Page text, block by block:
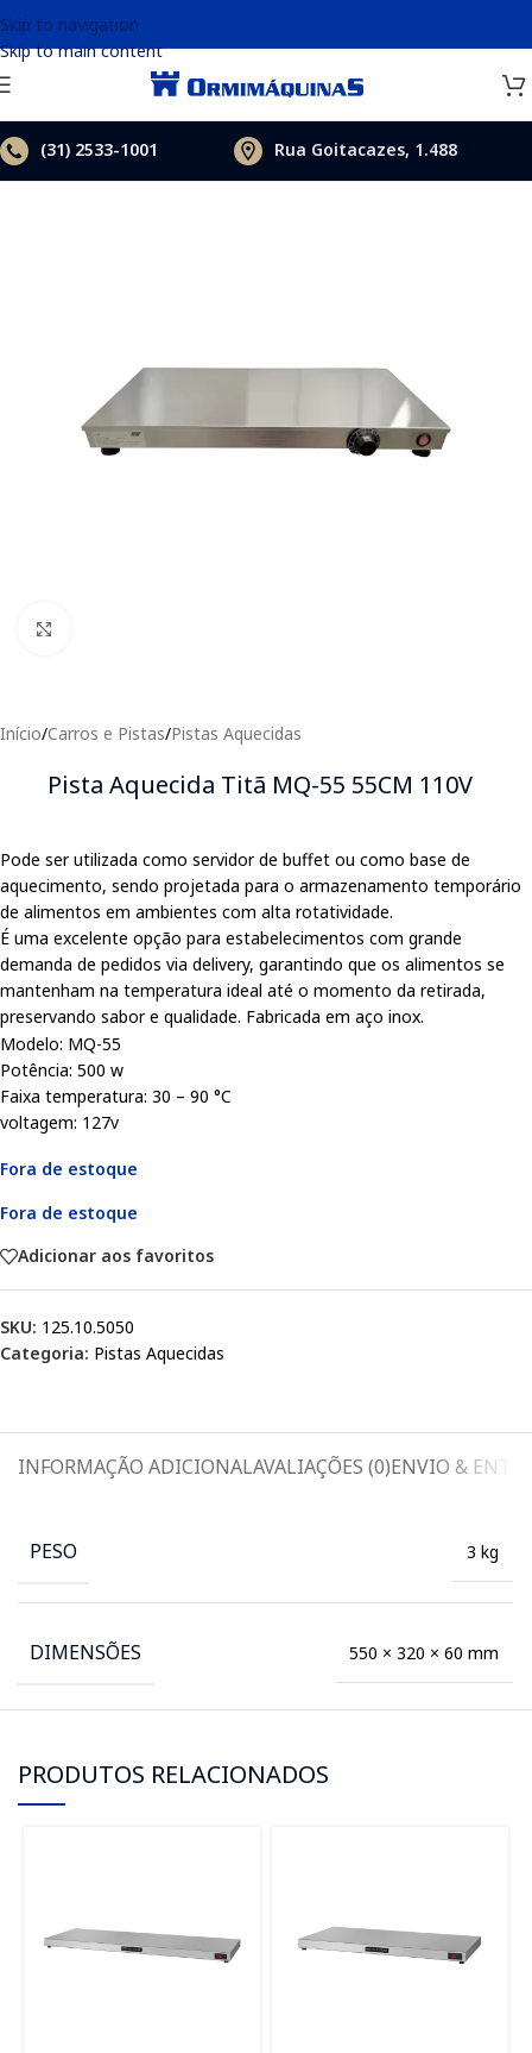
Skip to navigation
Skip to main content
(31) 2533-1001 Rua Goitacazes, 1.488
Início/Carros e Pistas/Pistas Aquecidas
Pista Aquecida Titã MQ-55 55CM 110V
Pode ser utilizada como servidor de buffet ou como base de
aquecimento, sendo projetada para o armazenamento temporário
de alimentos em ambientes com alta rotatividade.
É uma excelente opção para estabelecimentos com grande
demanda de pedidos via delivery, garantindo que os alimentos se
mantenham na temperatura ideal até o momento da retirada,
preservando sabor e qualidade. Fabricada em aço inox.
Modelo: MQ-55
Potência: 500 w
Faixa temperatura: 30 – 90 °C
voltagem: 127v
Fora de estoque
Fora de estoque
Adicionar aos favoritos
SKU: 125.10.5050
Categoria: Pistas Aquecidas
INFORMAÇÃO ADICIONALAVALIAÇÕES (0)ENVIO &
PESO 3 kg
DIMENSÕES 550 × 320 × 60 mm
PRODUTOS RELACIONADOS